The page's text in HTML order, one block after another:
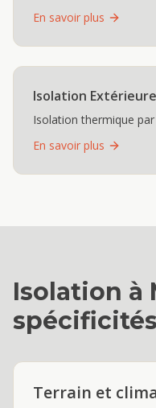
En savoir plus
Isolation
Isolation thermique
En savoir plus
Isolation à
Terrain et